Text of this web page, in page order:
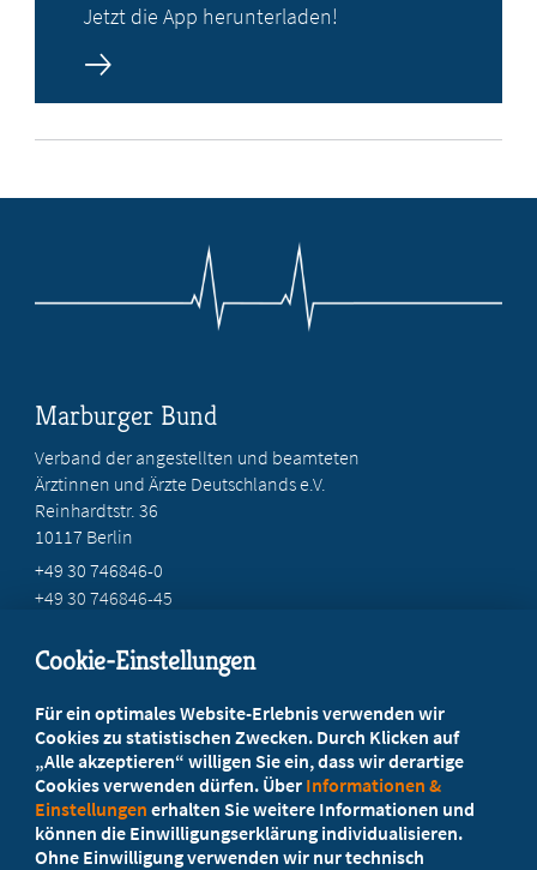
Jetzt die App herunterladen!
Marburger Bund
Verband der angestellten und beamteten
Ärztinnen und Ärzte Deutschlands e.V.
Reinhardtstr. 36
10117 Berlin
+49 30 746846-0
+49 30 746846-45
Ihr Landesverband berät Sie!
Ansprechpartner
Cookie-Einstellungen
Für ein optimales Website-Erlebnis verwenden wir
Cookies zu statistischen Zwecken. Durch Klicken auf
„Alle akzeptieren“ willigen Sie ein, dass wir derartige
Cookies verwenden dürfen. Über Informationen &
Einstellungen erhalten Sie weitere Informationen und
können die Einwilligungserklärung individualisieren.
Ohne Einwilligung verwenden wir nur technisch